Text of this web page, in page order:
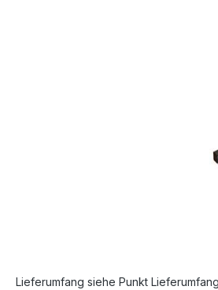
Lieferumfang siehe Punkt